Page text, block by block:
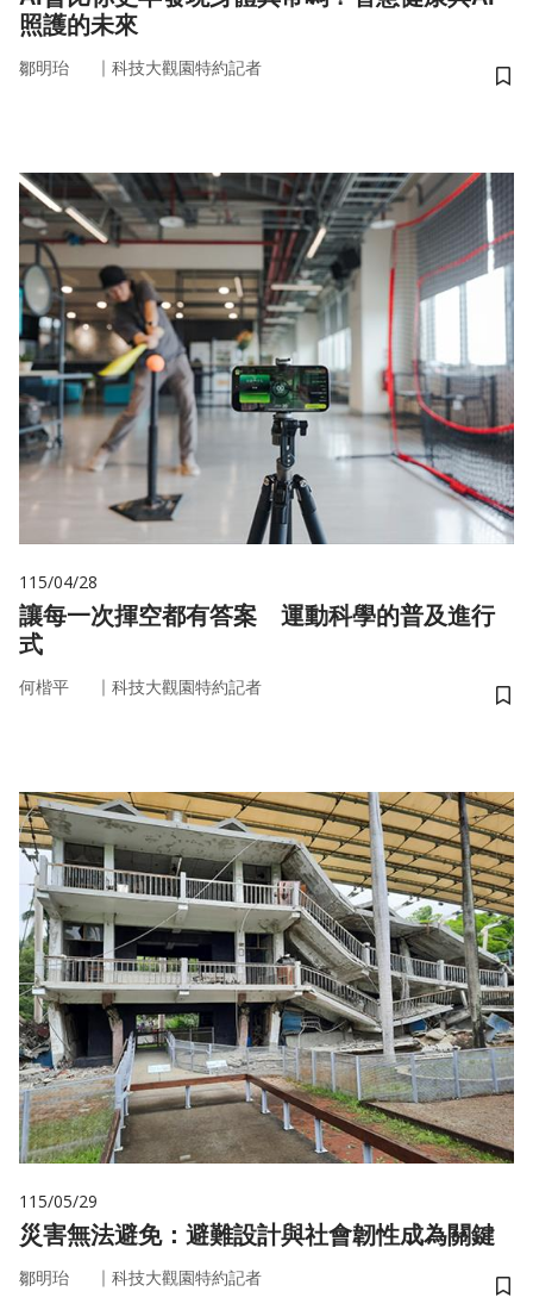
照護的未來
鄒明珆 ｜ 科技大觀園特約記者
儲
115/04/28
讓每一次揮空都有答案 運動科學的普及進行
式
何楷平 ｜ 科技大觀園特約記者
儲
115/05/29
災害無法避免：避難設計與社會韌性成為關鍵
鄒明珆 ｜ 科技大觀園特約記者
儲